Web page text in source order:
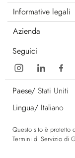
Informative legali
Azienda
Seguici
Paese/ Stati Uniti
Lingua/ Italiano
Questo sito è protetto
Termini di Servizio di